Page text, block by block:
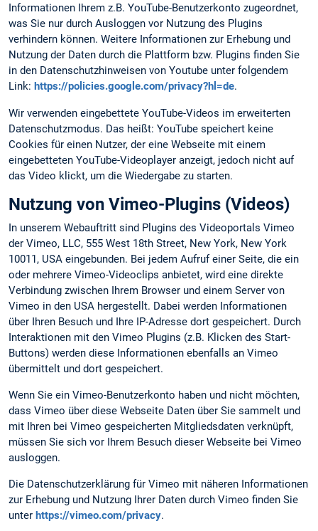
Informationen Ihrem z.B. YouTube-Benutzerkonto zugeordnet,
was Sie nur durch Ausloggen vor Nutzung des Plugins
verhindern können. Weitere Informationen zur Erhebung und
Nutzung der Daten durch die Plattform bzw. Plugins finden Sie
in den Datenschutzhinweisen von Youtube unter folgendem
Link: https://policies.google.com/privacy?hl=de.
Wir verwenden eingebettete YouTube-Videos im erweiterten
Datenschutzmodus. Das heißt: YouTube speichert keine
Cookies für einen Nutzer, der eine Webseite mit einem
eingebetteten YouTube-Videoplayer anzeigt, jedoch nicht auf
das Video klickt, um die Wiedergabe zu starten.
Nutzung von Vimeo-Plugins (Videos)
In unserem Webauftritt sind Plugins des Videoportals Vimeo
der Vimeo, LLC, 555 West 18th Street, New York, New York
10011, USA eingebunden. Bei jedem Aufruf einer Seite, die ein
oder mehrere Vimeo-Videoclips anbietet, wird eine direkte
Verbindung zwischen Ihrem Browser und einem Server von
Vimeo in den USA hergestellt. Dabei werden Informationen
über Ihren Besuch und Ihre IP-Adresse dort gespeichert. Durch
Interaktionen mit den Vimeo Plugins (z.B. Klicken des Start-
Buttons) werden diese Informationen ebenfalls an Vimeo
übermittelt und dort gespeichert.
Wenn Sie ein Vimeo-Benutzerkonto haben und nicht möchten,
dass Vimeo über diese Webseite Daten über Sie sammelt und
mit Ihren bei Vimeo gespeicherten Mitgliedsdaten verknüpft,
müssen Sie sich vor Ihrem Besuch dieser Webseite bei Vimeo
ausloggen.
Die Datenschutzerklärung für Vimeo mit näheren Informationen
zur Erhebung und Nutzung Ihrer Daten durch Vimeo finden Sie
unter https://vimeo.com/privacy.